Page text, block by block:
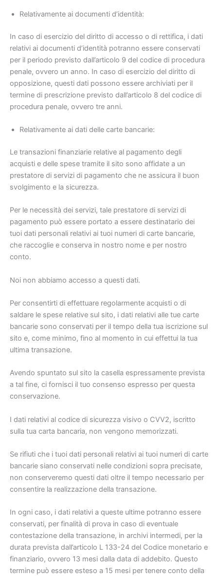
Relativamente ai documenti d’identità:
In caso di esercizio del diritto di accesso o di rettifica, i dati
relativi ai documenti d’identità potranno essere conservati
per il periodo previsto dall’articolo 9 del codice di procedura
penale, ovvero un anno. In caso di esercizio del diritto di
opposizione, questi dati possono essere archiviati per il
termine di prescrizione previsto dall’articolo 8 del codice di
procedura penale, ovvero tre anni.
Relativamente ai dati delle carte bancarie:
Le transazioni finanziarie relative al pagamento degli
acquisti e delle spese tramite il sito sono affidate a un
prestatore di servizi di pagamento che ne assicura il buon
svolgimento e la sicurezza.
Per le necessità dei servizi, tale prestatore di servizi di
pagamento può essere portato a essere destinatario dei
tuoi dati personali relativi ai tuoi numeri di carte bancarie,
che raccoglie e conserva in nostro nome e per nostro
conto.
Noi non abbiamo accesso a questi dati.
Per consentirti di effettuare regolarmente acquisti o di
saldare le spese relative sul sito, i dati relativi alle tue carte
bancarie sono conservati per il tempo della tua iscrizione sul
sito e, come minimo, fino al momento in cui effettui la tua
ultima transazione.
Avendo spuntato sul sito la casella espressamente prevista
a tal fine, ci fornisci il tuo consenso espresso per questa
conservazione.
I dati relativi al codice di sicurezza visivo o CVV2, iscritto
sulla tua carta bancaria, non vengono memorizzati.
Se rifiuti che i tuoi dati personali relativi ai tuoi numeri di carte
bancarie siano conservati nelle condizioni sopra precisate,
non conserveremo questi dati oltre il tempo necessario per
consentire la realizzazione della transazione.
In ogni caso, i dati relativi a queste ultime potranno essere
conservati, per finalità di prova in caso di eventuale
contestazione della transazione, in archivi intermedi, per la
durata prevista dall’articolo L 133-24 del Codice monetario e
finanziario, ovvero 13 mesi dalla data di addebito. Questo
termine può essere esteso a 15 mesi per tenere conto della